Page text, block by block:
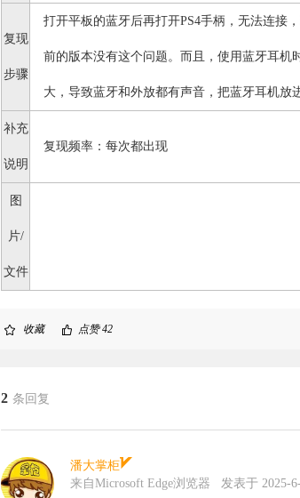
复现
步骤
打开平板的蓝牙后再打开PS4手柄，无法连接
前的版本没有这个问题。而且，使用蓝牙耳机
大，导致蓝牙和外放都有声音，把蓝牙耳机放
补充
说明
复现频率：每次都出现
图
片/
文件
收藏 点赞42
2 条回复
潘大掌柜
来自Microsoft Edge浏览器
发表于 2025-